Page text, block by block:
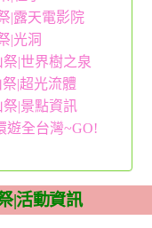
|露天電影院
|光洞
|世界樹之泉
|超光流體
祭|景點資訊
遊全台灣~GO!
|活動資訊